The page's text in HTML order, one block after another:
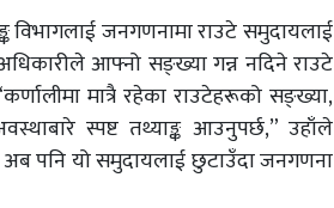
विभागलाई जनगणनामा राउटे समुदायलाई
आफ्नो सङ्ख्या गन्न नदिने राउटे
मात्रै रहेका राउटेहरूको सङ्ख्या,
स्पष्ट तथ्याङ्क आउनुपर्छ,” उहाँले
अब पनि यो समुदायलाई छुटाउँदा जनगणना